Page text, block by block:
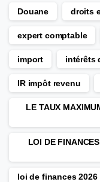
Douane droits
expert comptable
import intérêts
IR impôt revenu
LE TAUX
LOI DE
loi de finances 2026